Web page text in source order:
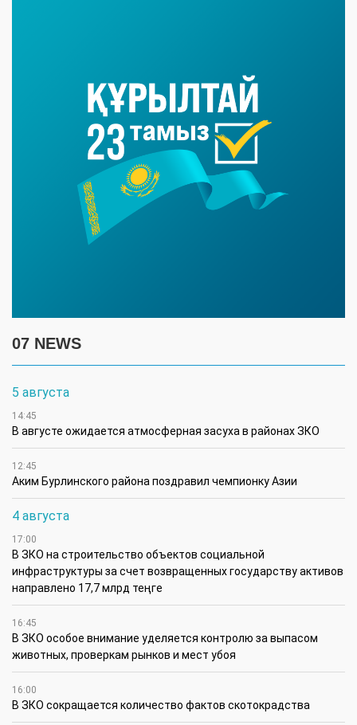
07 NEWS
5 августа
14:45
В августе ожидается атмосферная засуха в районах ЗКО
12:45
Аким Бурлинского района поздравил чемпионку Азии
4 августа
17:00
В ЗКО на строительство объектов социальной
инфраструктуры за счет возвращенных государству активов
направлено 17,7 млрд теңге
16:45
В ЗКО особое внимание уделяется контролю за выпасом
животных, проверкам рынков и мест убоя
16:00
В ЗКО сокращается количество фактов скотокрадства